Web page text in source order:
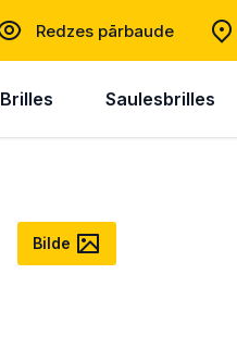
Redzes pārbaude
Brilles Saulesbrilles
Bilde